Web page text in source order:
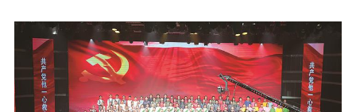
工作动态
理论武装